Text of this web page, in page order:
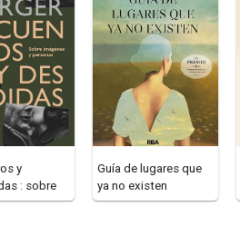
y
: sobre
y personas
Guía de lugares que
ya no existen